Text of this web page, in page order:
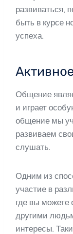
развиваться,
быть в курсе
успеха.
Общение
и играет
общение мы
развиваем
слушать.
Одним из
участие в
где вы
другими
интересы.